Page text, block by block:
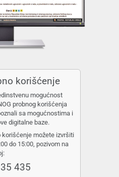
korišćenje
mogućnost
probnog korišćenja
sa mogućnostima i
digitalne baze.
korišćenje možete izvršiti
do 15:00, pozivom na
435